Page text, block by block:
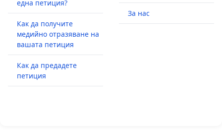
една петиция?
Как да получите
медийно отразяване на
вашата петиция
Как да предадете
петиция
За нас